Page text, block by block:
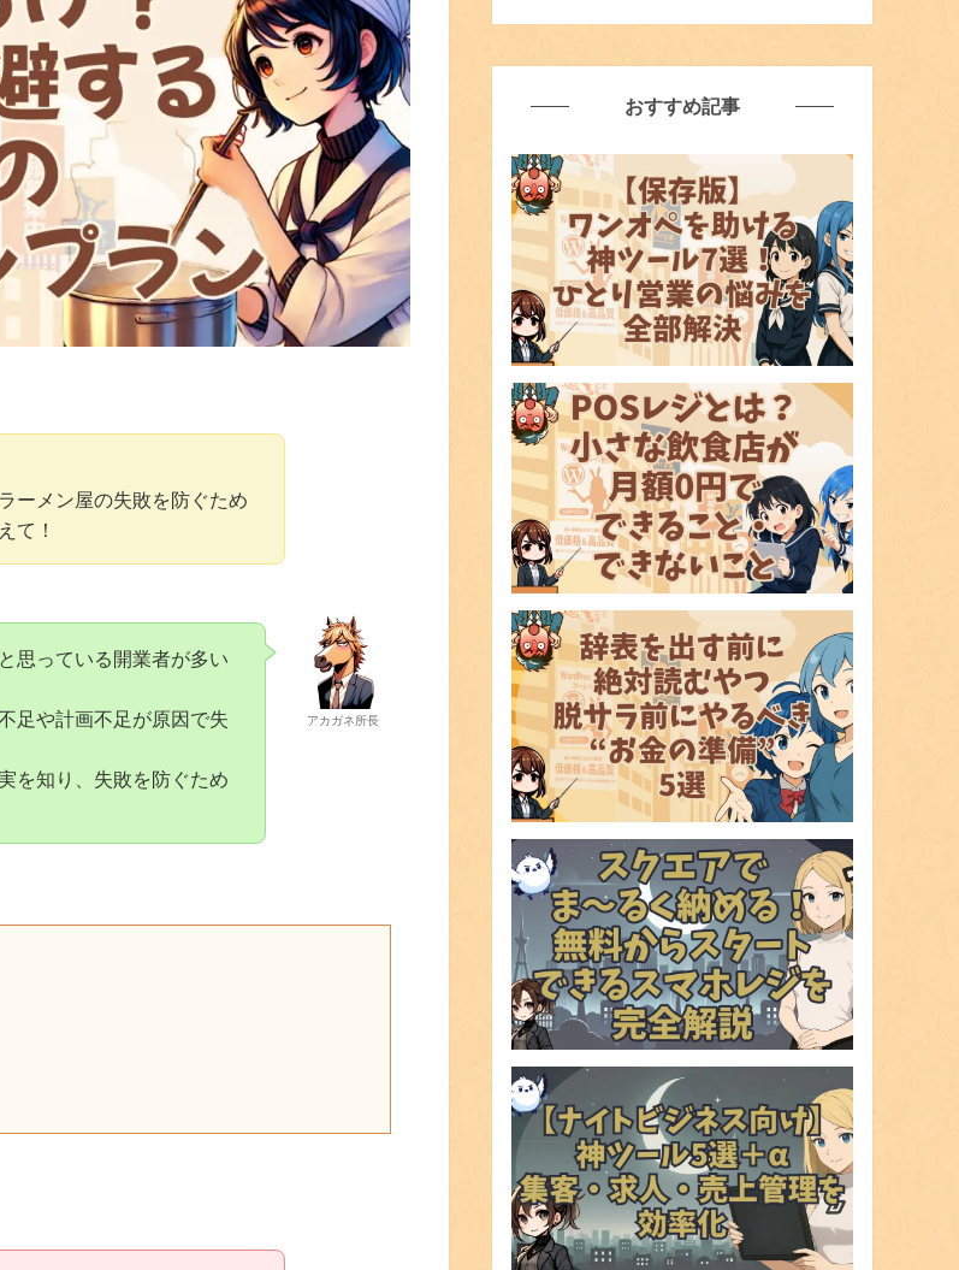
ーメン屋の失敗を防ぐため
て！
アカガネ所長
思っている開業者が多い
足や計画不足が原因で失
を知り、失敗を防ぐため
おすすめ記事